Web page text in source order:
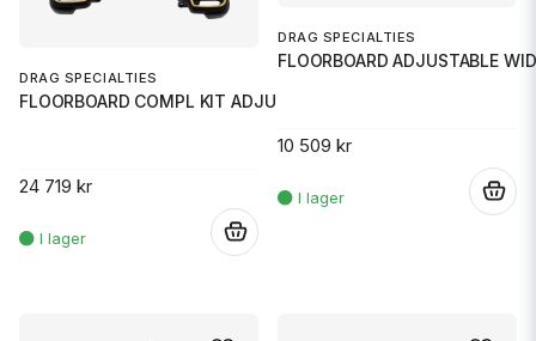
DRAG SPECIALTIES
FLOORBOARD COMPL KIT ADJUSTABL
24 719 kr
DRAG SPECIALTIES
FLOORBOARD ADJUSTABLE
10 509 kr